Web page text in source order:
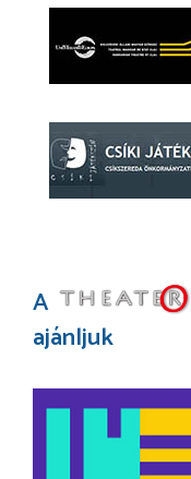
A
ajánljuk